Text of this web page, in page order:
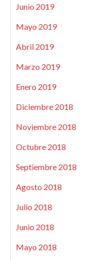
Junio 2019
Mayo 2019
Abril 2019
Marzo 2019
Enero 2019
Diciembre 2018
Noviembre 2018
Octubre 2018
Septiembre 2018
Agosto 2018
Julio 2018
Junio 2018
Mayo 2018